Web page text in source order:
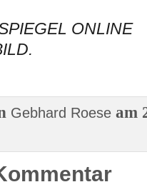
ONLINE
Gebhard Roese am